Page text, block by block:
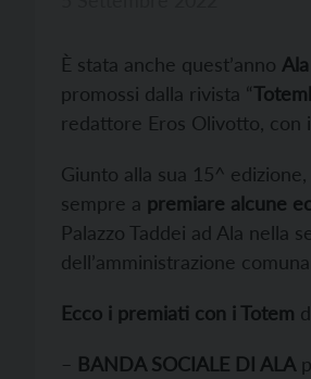
È stata anche quest’anno Ala
promossi dalla rivista “
redattore Eros Olivotto, con
Giunto alla sua 15^
sempre a premiare alcune
Palazzo Taddei ad Ala nella
dell’amministrazione
Ecco i premiati con i Totem
– BANDA SOCIALE DI ALA